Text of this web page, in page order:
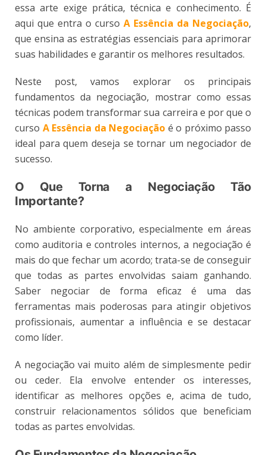
essa arte exige prática, técnica e conhecimento. É
aqui que entra o curso A Essência da Negociação,
que ensina as estratégias essenciais para aprimorar
suas habilidades e garantir os melhores resultados.
Neste post, vamos explorar os principais
fundamentos da negociação, mostrar como essas
técnicas podem transformar sua carreira e por que o
curso A Essência da Negociação é o próximo passo
ideal para quem deseja se tornar um negociador de
sucesso.
O Que Torna a Negociação Tão
Importante?
No ambiente corporativo, especialmente em áreas
como auditoria e controles internos, a negociação é
mais do que fechar um acordo; trata-se de conseguir
que todas as partes envolvidas saiam ganhando.
Saber negociar de forma eficaz é uma das
ferramentas mais poderosas para atingir objetivos
profissionais, aumentar a influência e se destacar
como líder.
A negociação vai muito além de simplesmente pedir
ou ceder. Ela envolve entender os interesses,
identificar as melhores opções e, acima de tudo,
construir relacionamentos sólidos que beneficiam
todas as partes envolvidas.